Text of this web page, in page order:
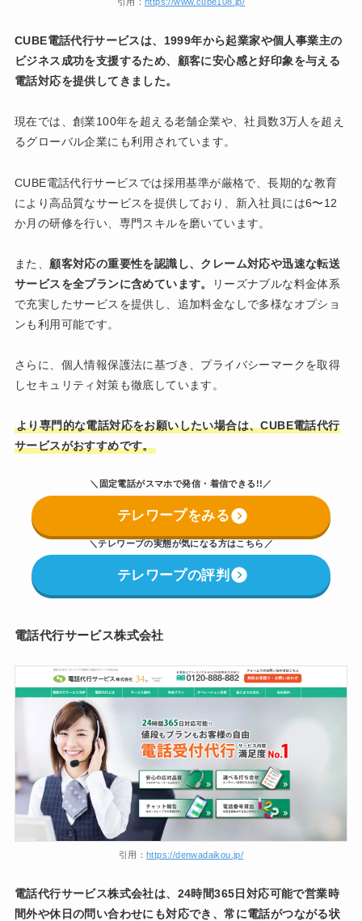
CUBE電話代行サービスは、1999年から起業家や個人事業主の
ビジネス成功を支援するため、顧客に安心感と好印象を与える
電話対応を提供してきました。
現在では、創業100年を超える老舗企業や、社員数3万人を超え
るグローバル企業にも利用されています。
CUBE電話代行サービスでは採用基準が厳格で、長期的な教育
により高品質なサービスを提供しており、新入社員には6〜12
か月の研修を行い、専門スキルを磨いています。
また、 顧客対応の重要性を認識し、クレーム対応や迅速な転送
サービスを全プランに含めています。
リーズナブルな料金体系
で充実したサービスを提供し、追加料金なしで多様なオプショ
ンも利用可能です。
さらに、個人情報保護法に基づき、プライバシーマークを取得
しセキュリティ対策も徹底しています。
より専門的な電話対応をお願いしたい場合は、CUBE電話代行
サービスがおすすめです。
＼固定電話がスマホで発信・着信できる!!／
テレワープをみる
＼テレワープの実態が気になる方はこちら ／
テレワープの評判
電話代行サービス株式会社
引用： https://denwadaikou.jp/
電話代行サービス株式会社は、24時間365日対応可能で営業時
間外や休日の問い合わせにも対応でき、常に電話がつながる状